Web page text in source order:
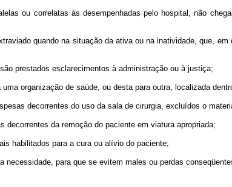
correlatas às desempenhadas pelo hospital, não
quando na situação da ativa ou na inatividade, que,
prestados esclarecimentos à administração ou à justiça;
organização de saúde, ou desta para outra, localizada
decorrentes do uso da sala de cirurgia, excluídos o
da remoção do paciente em viatura apropriada;
habilitados para a cura ou alívio do paciente;
para que se evitem males ou perdas